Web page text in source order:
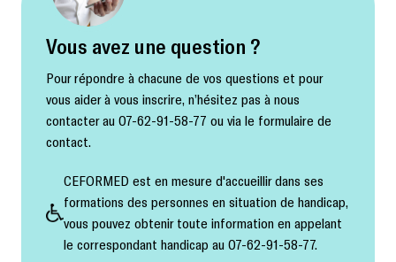
Vous avez une question ?
Pour répondre à chacune de vos questions et pour
vous aider à vous inscrire, n’hésitez pas à nous
contacter au 07-62-91-58-77 ou via le formulaire de
contact.
CEFORMED est en mesure d'accueillir dans ses
formations des personnes en situation de handicap,
vous pouvez obtenir toute information en appelant
le correspondant handicap au 07-62-91-58-77.